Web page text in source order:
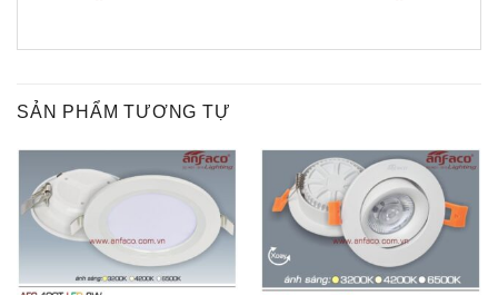
SẢN PHẨM TƯƠNG TỰ